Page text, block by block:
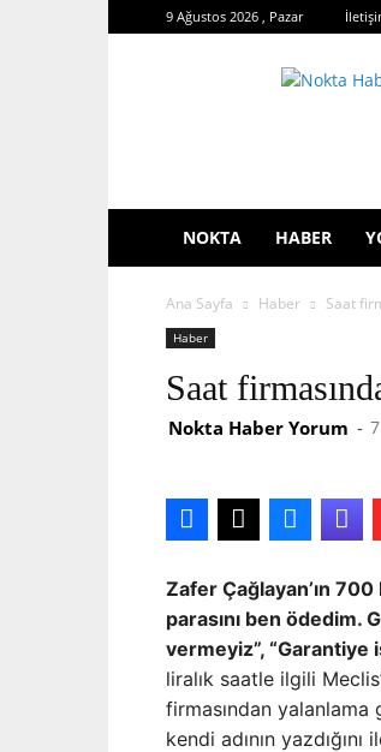
9 Ağustos 2026 , Pazar
NOKTA HABER
Ana Sayfa Haber Saat
Haber
Saat
Nokta Haber Yorum -
Zafer Çağlayan’ın
parasını ben ödedim.
vermeyiz”, “Garantiye
liralık saatle ilgili
firmasından
kendi adının